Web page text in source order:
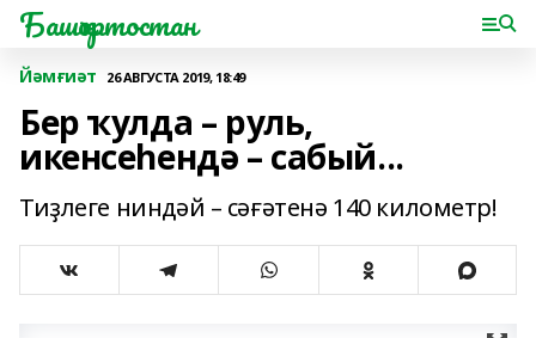
Башҡортостан
Йәмғиәт 26 АВГУСТА 2019, 18:49
Бер ҡулда – руль,
икенсеһендә – сабый...
Тиҙлеге ниндәй – сәғәтенә 140 километр!